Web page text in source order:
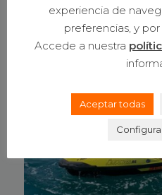
experiencia de
preferencias, y
Accede a nuestra
Aceptar todas